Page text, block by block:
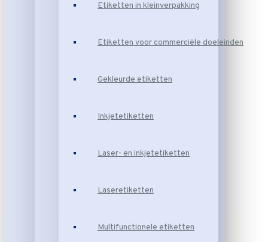
Etiketten in kleinverpakking
Etiketten voor commerciële doeleinden
Gekleurde etiketten
Inkjetetiketten
Laser- en inkjetetiketten
Laseretiketten
Multifunctionele etiketten